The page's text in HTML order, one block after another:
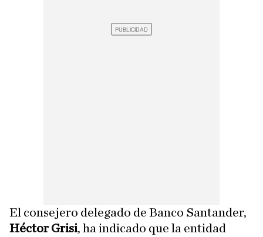
El consejero delegado de Banco Santander,
Héctor Grisi, ha indicado que la entidad